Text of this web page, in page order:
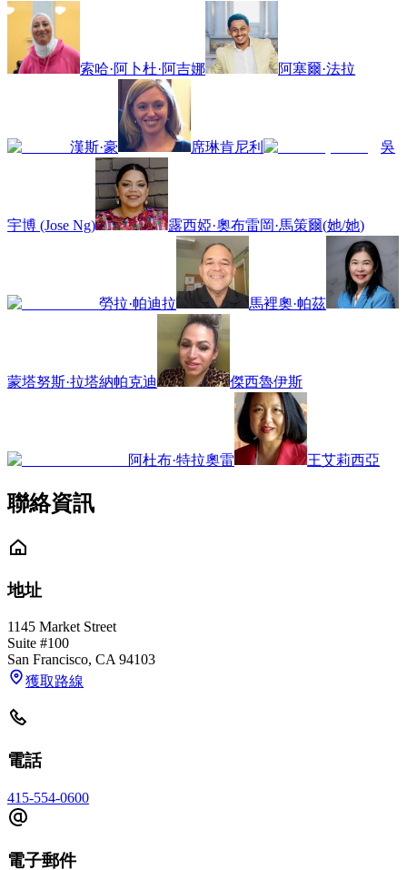
索哈·阿卜杜·阿吉娜 阿塞爾·法拉
漢斯·豪 席琳肯尼利 吳
宇博 (Jose Ng) 露西婭·奧布雷岡·馬策爾(她/她)
勞拉·帕迪拉 馬裡奧·帕茲
蒙塔努斯·拉塔納帕克迪 傑西魯伊斯
阿杜布·特拉奧雷 王艾莉西亞
聯絡資訊
地址
1145 Market Street
Suite #100
San Francisco, CA 94103
獲取路線
電話
415-554-0600
電子郵件